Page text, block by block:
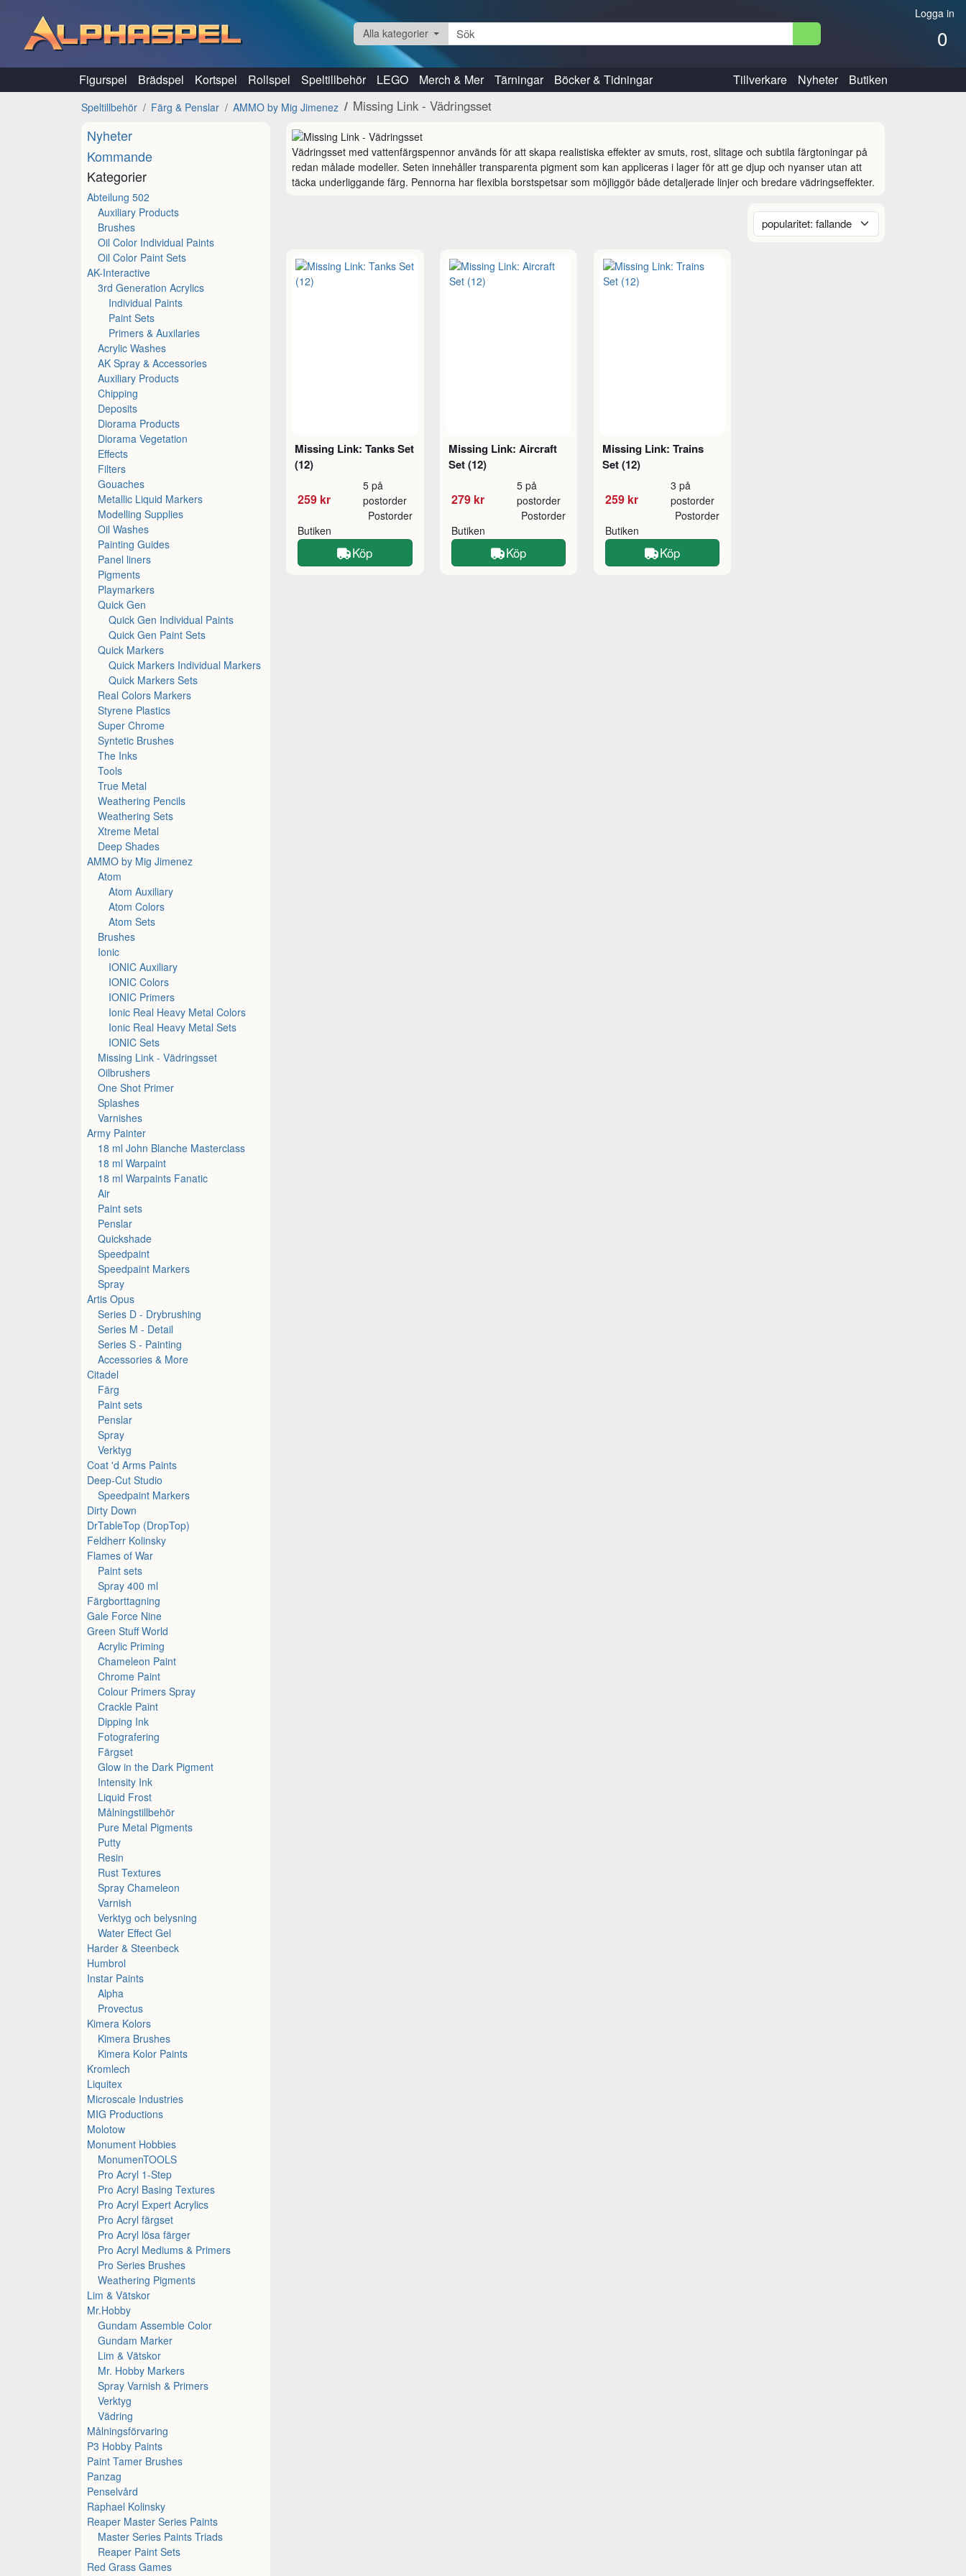
Logga in
0
Alla kategorier
Figurspel Brädspel Kortspel Rollspel Speltillbehör LEGO Merch & Mer Tärningar Böcker & Tidningar Tillverkare Nyheter Butiken
Speltillbehör Färg & Penslar AMMO by Mig Jimenez Missing Link - Vädringsset
Nyheter
Kommande
Kategorier
Abteilung 502
Auxiliary Products
Brushes
Oil Color Individual Paints
Oil Color Paint Sets
AK-Interactive
3rd Generation Acrylics
Individual Paints
Paint Sets
Primers & Auxilaries
Acrylic Washes
AK Spray & Accessories
Auxiliary Products
Chipping
Deposits
Diorama Products
Diorama Vegetation
Effects
Filters
Gouaches
Metallic Liquid Markers
Modelling Supplies
Oil Washes
Painting Guides
Panel liners
Pigments
Playmarkers
Quick Gen
Quick Gen Individual Paints
Quick Gen Paint Sets
Quick Markers
Quick Markers Individual Markers
Quick Markers Sets
Real Colors Markers
Styrene Plastics
Super Chrome
Syntetic Brushes
The Inks
Tools
True Metal
Weathering Pencils
Weathering Sets
Xtreme Metal
Deep Shades
AMMO by Mig Jimenez
Atom
Atom Auxiliary
Atom Colors
Atom Sets
Brushes
Ionic
IONIC Auxiliary
IONIC Colors
IONIC Primers
Ionic Real Heavy Metal Colors
Ionic Real Heavy Metal Sets
IONIC Sets
Missing Link - Vädringsset
Oilbrushers
One Shot Primer
Splashes
Varnishes
Army Painter
18 ml John Blanche Masterclass
18 ml Warpaint
18 ml Warpaints Fanatic
Air
Paint sets
Penslar
Quickshade
Speedpaint
Speedpaint Markers
Spray
Artis Opus
Series D - Drybrushing
Series M - Detail
Series S - Painting
Accessories & More
Citadel
Färg
Paint sets
Penslar
Spray
Verktyg
Coat 'd Arms Paints
Deep-Cut Studio
Speedpaint Markers
Dirty Down
DrTableTop (DropTop)
Feldherr Kolinsky
Flames of War
Paint sets
Spray 400 ml
Färgborttagning
Gale Force Nine
Green Stuff World
Acrylic Priming
Chameleon Paint
Chrome Paint
Colour Primers Spray
Crackle Paint
Dipping Ink
Fotografering
Färgset
Glow in the Dark Pigment
Intensity Ink
Liquid Frost
Målningstillbehör
Pure Metal Pigments
Putty
Resin
Rust Textures
Spray Chameleon
Varnish
Verktyg och belysning
Water Effect Gel
Harder & Steenbeck
Humbrol
Instar Paints
Alpha
Provectus
Kimera Kolors
Kimera Brushes
Kimera Kolor Paints
Kromlech
Liquitex
Microscale Industries
MIG Productions
Molotow
Monument Hobbies
MonumenTOOLS
Pro Acryl 1-Step
Pro Acryl Basing Textures
Pro Acryl Expert Acrylics
Pro Acryl färgset
Pro Acryl lösa färger
Pro Acryl Mediums & Primers
Pro Series Brushes
Weathering Pigments
Lim & Vätskor
Mr.Hobby
Gundam Assemble Color
Gundam Marker
Lim & Vätskor
Mr. Hobby Markers
Spray Varnish & Primers
Verktyg
Vädring
Målningsförvaring
P3 Hobby Paints
Paint Tamer Brushes
Panzag
Penselvård
Raphael Kolinsky
Reaper Master Series Paints
Master Series Paints Triads
Reaper Paint Sets
Red Grass Games
Vädringsset med vattenfärgspennor används för att skapa realistiska effekter av smuts, rost, slitage och subtila färgtoningar på
redan målade modeller. Seten innehåller transparenta pigment som kan appliceras i lager för att ge djup och nyanser utan att
täcka underliggande färg. Pennorna har flexibla borstspetsar som möjliggör både detaljerade linjer och bredare vädringseffekter.
Missing Link: Tanks Set
(12)
259 kr
5 på
postorder
Butiken
Postorder
Köp
Missing Link: Aircraft
Set (12)
279 kr
5 på
postorder
Butiken
Postorder
Köp
Missing Link: Trains
Set (12)
259 kr
3 på
postorder
Butiken
Postorder
Köp